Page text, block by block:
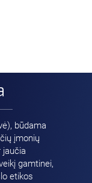
būdama
įmonių
jaučia
gamtinei,
etikos